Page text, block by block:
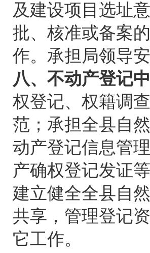
及建设项目选址
批、核准或备案
作。承担局领导
八、不动产登记中
权登记、权籍调
范；承担全县自
动产登记信息管
产确权登记发证
建立健全全县自
共享，管理登记
它工作。